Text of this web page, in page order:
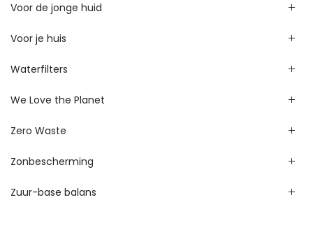
Voor de jonge huid
Voor je huis
Waterfilters
We Love the Planet
Zero Waste
Zonbescherming
Zuur-base balans